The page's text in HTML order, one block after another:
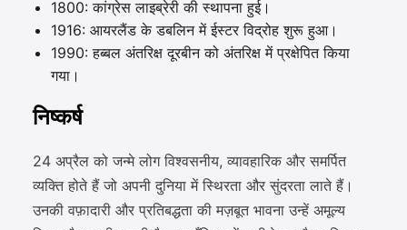
1800: कांग्रेस लाइब्रेरी की स्थापना हुई।
1916: आयरलैंड के डबलिन में ईस्टर विद्रोह शुरू हुआ।
1990: हब्बल अंतरिक्ष दूरबीन को अंतरिक्ष में प्रक्षेपित किया
गया।
निष्कर्ष
24 अप्रैल को जन्मे लोग विश्वसनीय, व्यावहारिक और समर्पित
व्यक्ति होते हैं जो अपनी दुनिया में स्थिरता और सुंदरता लाते हैं।
उनकी वफ़ादारी और प्रतिबद्धता की मज़बूत भावना उन्हें अमूल्य